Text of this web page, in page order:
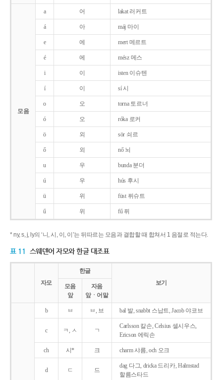
모음
a 어 lakat 러커트
á 아 máj 마이
e 에 mert 메르트
é 에 mész 메스
i 이 isten 이슈텐
í 이 sí 시
o 오 torna 토르너
ó 오 róka 로커
ö 외 sör 쇠르
ő 외 nő 뇌
u 우 bunda 분더
ú 우 hús 후시
ü 위 füst 퓌슈트
ű 위 fű 퓌
* ny, s, j, ly의 ‘니, 시, 이, 이’는 뒤따르는 모음과 결합할 때 합쳐서 1 음절로 적는다.
표 11 스웨덴어 자모와 한글 대조표
자모
한글
보기
모음
앞
자음
앞ㆍ어말
b ㅂ ㅂ, 브 bal 발, snabbt 스납트, Jacob 야코브
c ㅋ, ㅅ ㄱ
Carlsson 칼손, Celsius 셀시우스,
Ericson 에릭손
ch 시* 크 charm 샤름, och 오크
d ㄷ 드
dag 다그, dricka 드리카, Halmstad
할름스타드